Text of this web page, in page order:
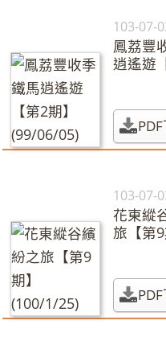
103-07-
鳳荔豐
逍遙遊
103-07-
花東縱
旅【第9